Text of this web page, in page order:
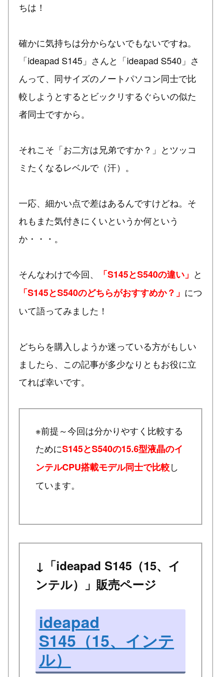
ちは！
確かに気持ちは分からないでもないですね。
「ideapad S145」さんと「ideapad S540」さ
んって、同サイズのノートパソコン同士で比
較しようとするとビックリするぐらいの似た
者同士ですから。
それこそ「お二方は兄弟ですか？」とツッコ
ミたくなるレベルで（汗）。
一応、細かい点で差はあるんですけどね。そ
れもまた気付きにくいというか何という
か・・・。
そんなわけで今回、 「S145とS540の違い」 と
「S145とS540のどちらがおすすめか？」 につ
いて語ってみました！
どちらを購入しようか迷っている方がもしい
ましたら、この記事が多少なりともお役に立
てれば幸いです。
※前提～今回は分かりやすく比較する
ためにS145とS540の15.6型液晶のイ
ンテルCPU搭載モデル同士で比較し
ています。
↓「ideapad S145（15、イ
ンテル）」販売ページ
ideapad
S145（15、インテ
ル）